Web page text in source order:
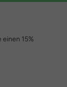
regelmäßig
15%